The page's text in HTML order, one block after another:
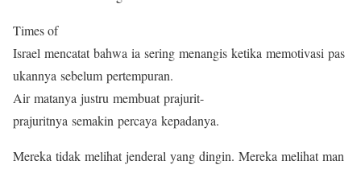
Times of
Israel mencatat bahwa ia sering menangis ketika memotivasi pas
ukannya sebelum pertempuran.
Air matanya justru membuat prajurit-
prajuritnya semakin percaya kepadanya.
Mereka tidak melihat jenderal yang dingin. Mereka melihat man